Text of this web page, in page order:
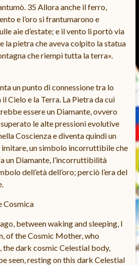
35 Allora anche il ferro,
e l’oro si frantumarono e
aie d’estate; e il vento li portò via
la pietra che aveva colpito la statua
che riempì tutta la terra».
un punto di connessione tra lo
Cielo e la Terra. La Pietra da cui
essere un Diamante, ovvero
le alte pressioni evolutive
Coscienza e diventa quindi un
un simbolo incorruttibile che
un Diamante, l’incorruttibilità
dell’età dell’oro; perciò l’era del
Cosmica
between waking and sleeping, I
of the Cosmic Mother, who
the dark cosmic Celestial body,
seen, resting on this dark Celestial